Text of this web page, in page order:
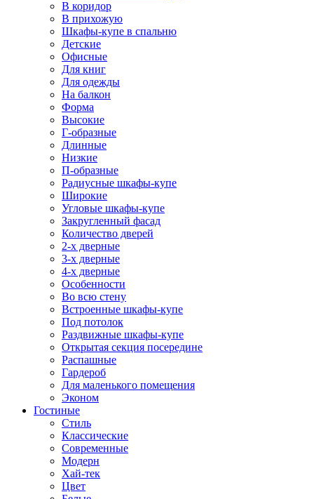
В коридор
В прихожую
Шкафы-купе в спальню
Детские
Офисные
Для книг
Для одежды
На балкон
Форма
Высокие
Г-образные
Длинные
Низкие
П-образные
Радиусные шкафы-купе
Широкие
Угловые шкафы-купе
Закругленный фасад
Количество дверей
2-х дверные
3-х дверные
4-х дверные
Особенности
Во всю стену
Встроенные шкафы-купе
Под потолок
Раздвижные шкафы-купе
Открытая секция посередине
Распашные
Гардероб
Для маленького помещения
Эконом
Гостиные
Стиль
Классические
Современные
Модерн
Хай-тек
Цвет